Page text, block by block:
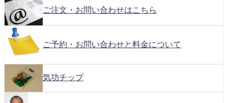
ご注文・お問い合わせはこちら
ご予約・お問い合わせと料金について
気功チップ